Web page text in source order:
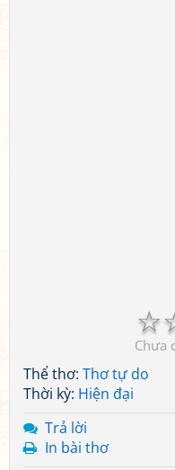
☆
Chưa
Thể thơ: Thơ tự do
Thời kỳ: Hiện đại
Trả lời
In bài thơ